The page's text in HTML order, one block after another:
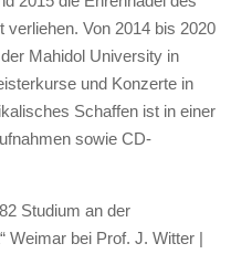
Von 2014 bis 2020
Mahidol University in
und Konzerte in
Schaffen ist in einer
sowie CD-
Studium an der
Weimar bei Prof. J. Witter |